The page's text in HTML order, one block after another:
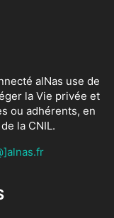
alNas use de
la Vie privée et
ou adhérents, en
la CNIL.